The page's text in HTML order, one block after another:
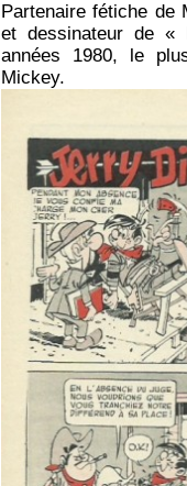
Partenaire fétiche de
et dessinateur de «
années 1980, le
Mickey.